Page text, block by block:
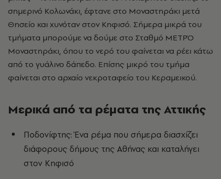
σημερινό Κολωνάκι, έφτανε στο Μοναστηράκι μετά
Θησείο και χυνόταν στον Κηφισό. Σήμερα μικρά του
τμήματα μπορούμε να δούμε στο Σταθμό ΜΕΤΡΌ
Μοναστηράκι, όπου το νερό του φαίνεται να ρέει κάτω
από το γυάλινο δάπεδο. Επίσης μικρό του τμήμα
φαίνεται στο αρχαίο νεκροταφείο του Κεραμεικού.
Μερικά από τα ρέματα της Αττικής
Ποδονίφτης: Ένα ρέμα που σήμερα διασχίζει
διάφορους δήμους της Αθήνας και καταλήγει
στον Κηφισό